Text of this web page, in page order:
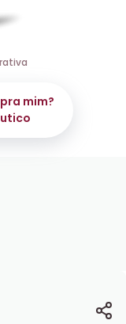
mim?